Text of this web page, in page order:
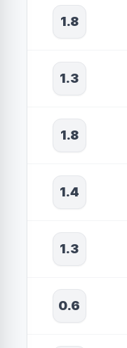
1.8
1.3
1.8
1.4
1.3
0.6